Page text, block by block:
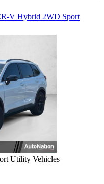
V Hybrid 2WD Sport
Utility Vehicles